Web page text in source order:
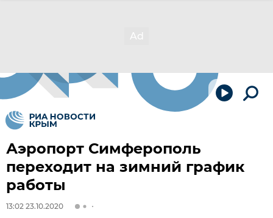
Аэропорт Симферополь
переходит на зимний график
работы
13:02 23.10.2020